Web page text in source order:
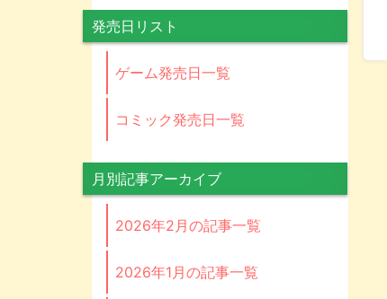
発売日リスト
ゲーム発売日一覧
コミック発売日一覧
月別記事アーカイブ
2026年2月の記事一覧
2026年1月の記事一覧